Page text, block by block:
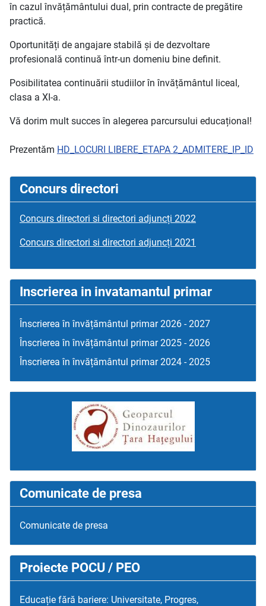
în cazul învățământului dual, prin contracte de pregătire
practică.
Oportunități de angajare stabilă și de dezvoltare
profesională continuă într-un domeniu bine definit.
Posibilitatea continuării studiilor în învățământul liceal,
clasa a XI-a.
Vă dorim mult succes în alegerea parcursului educațional!
Prezentăm HD_LOCURI LIBERE_ETAPA 2_ADMITERE_IP_ID
Concurs directori
Concurs directori si directori adjuncți 2022
Concurs directori si directori adjuncți 2021
Inscrierea in invatamantul primar
Înscrierea în învățământul primar 2026 - 2027
Înscrierea în învățământul primar 2025 - 2026
Înscrierea în învățământul primar 2024 - 2025
Comunicate de presa
Comunicate de presa
Proiecte POCU / PEO
Educație fără bariere: Universitate, Progres,